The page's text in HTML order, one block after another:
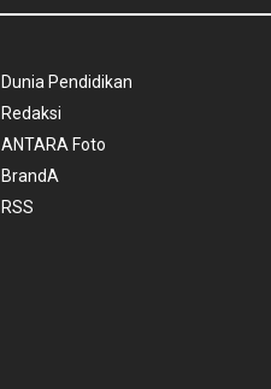
Dunia Pendidikan
Redaksi
ANTARA Foto
BrandA
RSS